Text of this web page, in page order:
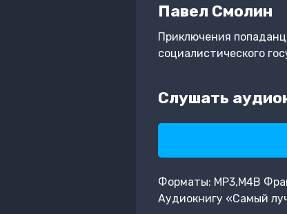
Павел Смолин
Приключения
социалистического
Слушать
Форматы: MP3,M4B
Аудиокнигу «Самый